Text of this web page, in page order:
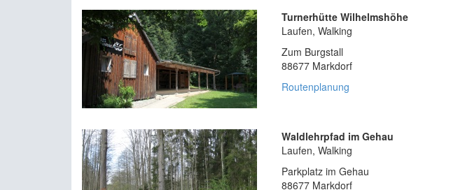
Turnerhütte Wilhelmshöhe
Laufen, Walking
Zum Burgstall
88677 Markdorf
Routenplanung
Waldlehrpfad im Gehau
Laufen, Walking
Parkplatz im Gehau
88677 Markdorf